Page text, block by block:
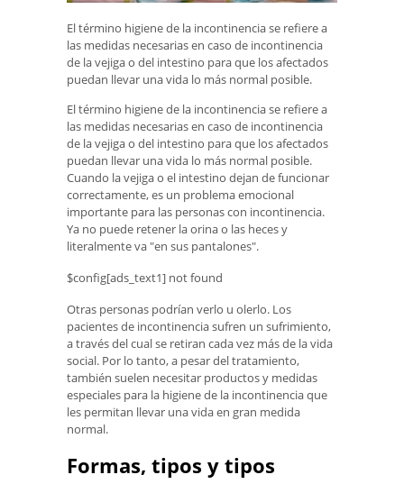
El término higiene de la incontinencia se refiere a
las medidas necesarias en caso de incontinencia
de la vejiga o del intestino para que los afectados
puedan llevar una vida lo más normal posible.
El término higiene de la incontinencia se refiere a
las medidas necesarias en caso de incontinencia
de la vejiga o del intestino para que los afectados
puedan llevar una vida lo más normal posible.
Cuando la vejiga o el intestino dejan de funcionar
correctamente, es un problema emocional
importante para las personas con incontinencia.
Ya no puede retener la orina o las heces y
literalmente va "en sus pantalones".
$config[ads_text1] not found
Otras personas podrían verlo u olerlo. Los
pacientes de incontinencia sufren un sufrimiento,
a través del cual se retiran cada vez más de la vida
social. Por lo tanto, a pesar del tratamiento,
también suelen necesitar productos y medidas
especiales para la higiene de la incontinencia que
les permitan llevar una vida en gran medida
normal.
Formas, tipos y tipos